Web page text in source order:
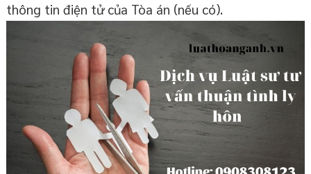
thông tin điện tử của Tòa án (nếu có).